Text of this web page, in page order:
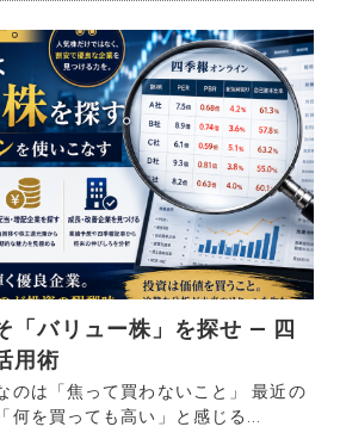
「バリュー株」を探せ — 四
用術
のは「焦って買わないこと」 最近の
何を買っても高い」と感じる...